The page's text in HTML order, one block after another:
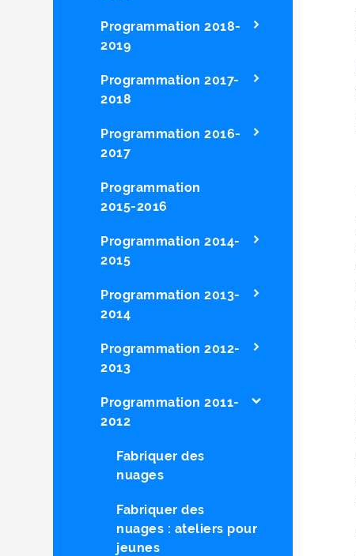
Programmation 2018-
2019
Programmation 2017-
2018
Programmation 2016-
2017
Programmation
2015-2016
Programmation 2014-
2015
Programmation 2013-
2014
Programmation 2012-
2013
Programmation 2011-
2012
Fabriquer des
nuages
Fabriquer des
nuages : ateliers pour
jeunes